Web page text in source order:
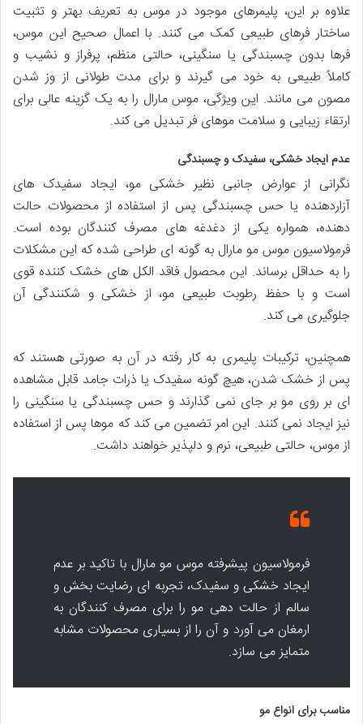
علاوه بر این، پلیمرهای موجود در موس به تعریف بهتر و تثبیت
ساختار فرهای طبیعی کمک می کنند. با اعمال صحیح این موس،
فرها بدون چسبندگی یا سنگینی، حالتی منظم، پرفراز و نشیب و
کاملاً طبیعی به خود می گیرند و برای مدت طولانی از وز شدن
مصون می مانند. این ویژگی، موس مارال را به یک گزینه عالی برای
ارتقاء زیبایی و سلامت موهای فر تبدیل می کند.
عدم ایجاد خشکی، سفیدک و چسبندگی
نگرانی از عوارض جانبی نظیر خشکی مو، ایجاد سفیدک های
آزاردهنده یا حس چسبندگی پس از استفاده از محصولات حالت
دهنده، همواره یکی از دغدغه های مصرف کنندگان بوده است.
فرمولاسیون موس مو مارال به گونه ای طراحی شده که این مشکلات
را به حداقل برساند. این محصول فاقد الکل های خشک کننده قوی
است و با حفظ رطوبت طبیعی مو، از خشکی و شکنندگی آن
جلوگیری می کند.
همچنین، ترکیبات پلیمری به کار رفته در آن به صورتی هستند که
پس از خشک شدن، هیچ گونه سفیدک یا ذرات جامد قابل مشاهده
ای بر روی مو بر جای نمی گذارند و حس چسبندگی یا سنگینی را
نیز ایجاد نمی کنند. این امر تضمین می کند که موها پس از استفاده
از موس، حالتی طبیعی، نرم و دلپذیر خواهند داشت.
فرمولاسیون پیشرفته موس مو مارال با تاکید بر عدم
ایجاد خشکی و سفیدک، تجربه ای رضایت بخش و
سالم از حالت دهی مو را برای مصرف کنندگان به
ارمغان می آورد و آن را از بسیاری محصولات مشابه
متمایز می سازد.
مناسب برای انواع مو